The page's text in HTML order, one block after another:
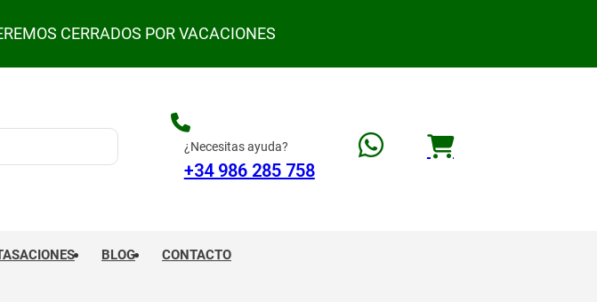
CERRADOS POR VACACIONES
¿Necesitas ayuda?
+34 986 285 758
BLOG CONTACTO